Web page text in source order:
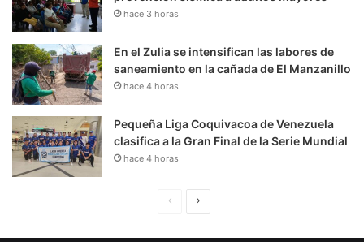
hace 3 horas
En el Zulia se intensifican las labores de
saneamiento en la cañada de El Manzanillo
hace 4 horas
Pequeña Liga Coquivacoa de Venezuela
clasifica a la Gran Final de la Serie Mundial
hace 4 horas